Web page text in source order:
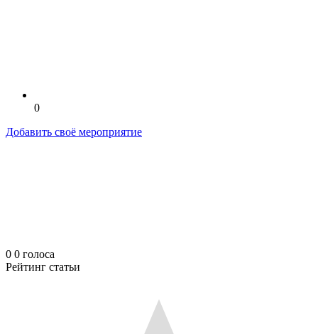
0
Добавить своё мероприятие
0 0 голоса
Рейтинг статьи